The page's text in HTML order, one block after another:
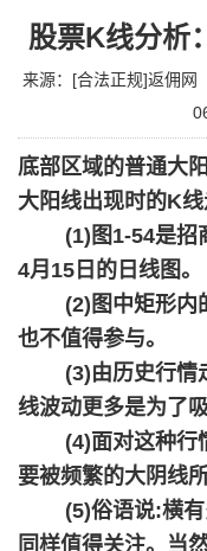
1
股票K线分析
来源： [合法正规]返佣网
底部区域的普通大
大阳线出现时的K
(1)图1-54是招商
4月15日的日线图。
(2)图中矩形内的
也不值得参与。
(3)由历史行情走
线波动更多是为了吸
(4)面对这种行情
要被频繁的大阴线
(5)俗语说:横有
同样值得关注。当